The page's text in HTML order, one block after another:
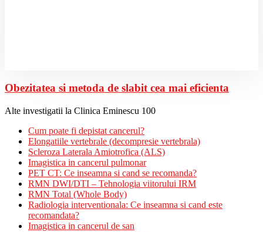
Obezitatea si metoda de slabit cea mai eficienta
Alte investigatii la Clinica Eminescu 100
Cum poate fi depistat cancerul?
Elongatiile vertebrale (decompresie vertebrala)
Scleroza Laterala Amiotrofica (ALS)
Imagistica in cancerul pulmonar
PET CT: Ce inseamna si cand se recomanda?
RMN DWI/DTI – Tehnologia viitorului IRM
RMN Total (Whole Body)
Radiologia interventionala: Ce inseamna si cand este
recomandata?
Imagistica in cancerul de san